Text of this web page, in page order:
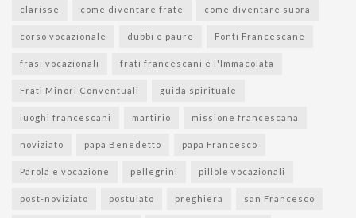
clarisse come diventare frate come diventare suora
corso vocazionale dubbi e paure Fonti Francescane
frasi vocazionali frati francescani e l'Immacolata
Frati Minori Conventuali guida spirituale
luoghi francescani martirio missione francescana
noviziato papa Benedetto papa Francesco
Parola e vocazione pellegrini pillole vocazionali
post-noviziato postulato preghiera san Francesco